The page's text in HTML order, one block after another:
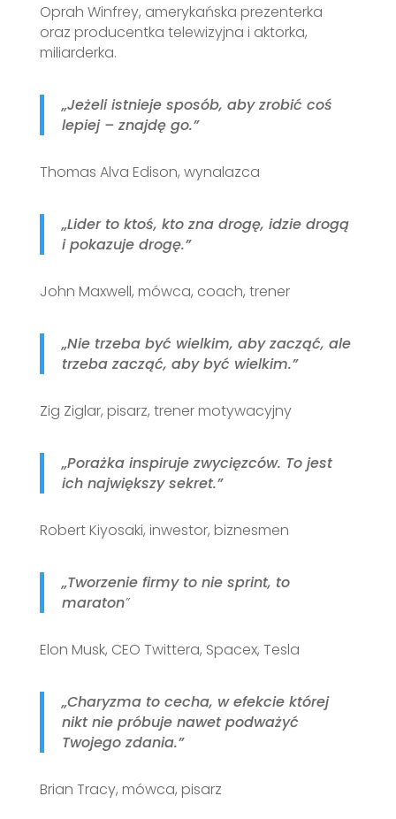
Oprah Winfrey, amerykańska prezenterka
oraz producentka telewizyjna i aktorka,
miliarderka.
„Jeżeli istnieje sposób, aby zrobić coś
lepiej – znajdę go.”
Thomas Alva Edison, wynalazca
„Lider to ktoś, kto zna drogę, idzie drogą
i pokazuje drogę.”
John Maxwell, mówca, coach, trener
„Nie trzeba być wielkim, aby zacząć, ale
trzeba zacząć, aby być wielkim.”
Zig Ziglar, pisarz, trener motywacyjny
„Porażka inspiruje zwycięzców. To jest
ich największy sekret.”
Robert Kiyosaki, inwestor, biznesmen
„Tworzenie firmy to nie sprint, to
maraton”
Elon Musk, CEO Twittera, Spacex, Tesla
„Charyzma to cecha, w efekcie której
nikt nie próbuje nawet podważyć
Twojego zdania.”
Brian Tracy, mówca, pisarz